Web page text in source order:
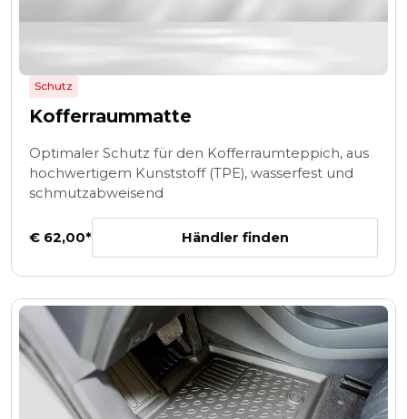
Schutz
Kofferraummatte
Optimaler Schutz für den Kofferraumteppich, aus
hochwertigem Kunststoff (TPE), wasserfest und
schmutzabweisend
€ 62,00* Händler finden